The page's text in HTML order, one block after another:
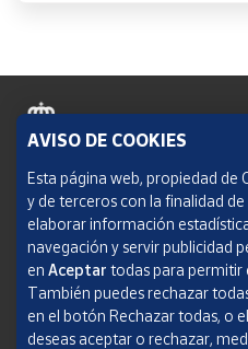
Política de cookies
Aviso legal
Condiciones del servicio
Política de Privacidad Web
AVISO DE COOKIES
Esta página web, propiedad de
y de terceros con la finalidad
elaborar información
navegación y servir publicidad
en Aceptar todas para permitir
También puedes rechazar
en el botón Rechazar todas, o
deseas aceptar o rechazar,